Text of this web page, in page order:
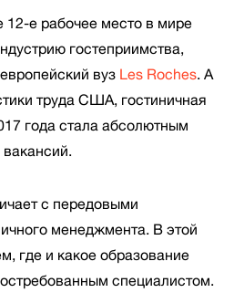
12-е рабочее место в мире
гостеприимства,
вуз Les Roches. А
труда США, гостиничная
года стала абсолютным
с передовыми
менеджмента. В этой
где и какое образование
специалистом.